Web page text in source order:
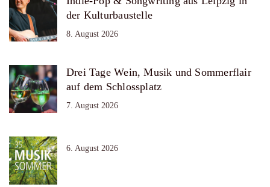
der Kulturbaustelle
8. August 2026
Drei Tage Wein, Musik und Sommerflair
auf dem Schlossplatz
7. August 2026
6. August 2026